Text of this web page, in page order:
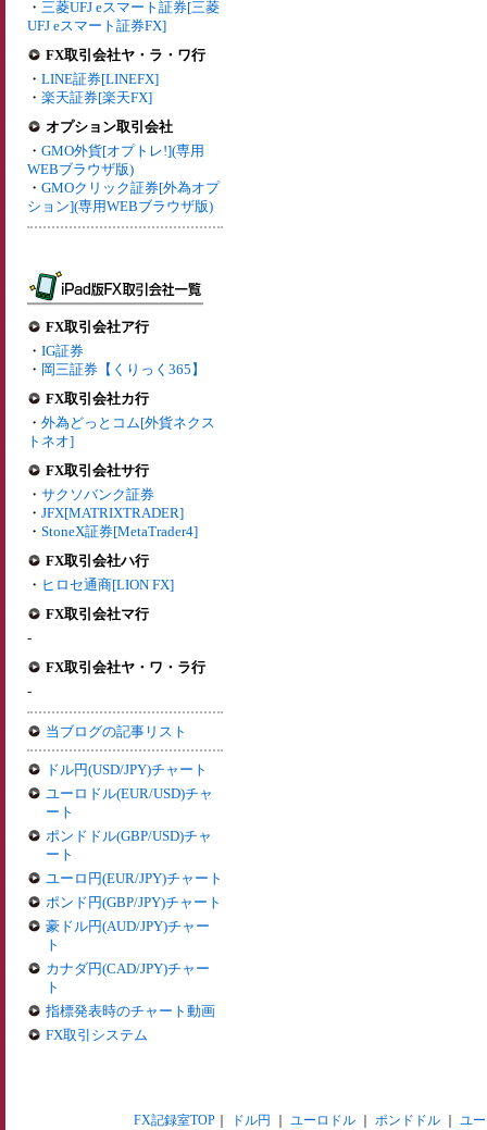
・ 三菱UFJ eスマート証券[三菱
UFJ eスマート証券FX]
FX取引会社ヤ・ラ・ワ行
・ LINE証券[LINEFX]
・ 楽天証券[楽天FX]
オプション取引会社
・ GMO外貨[オプトレ!](専用
WEBブラウザ版)
・ GMOクリック証券[外為オプ
ション](専用WEBブラウザ版)
FX取引会社ア行
・ IG証券
・ 岡三証券【くりっく365】
FX取引会社カ行
・ 外為どっとコム[外貨ネクス
トネオ]
FX取引会社サ行
・ サクソバンク証券
・ JFX[MATRIXTRADER]
・ StoneX証券[MetaTrader4]
FX取引会社ハ行
・ ヒロセ通商[LION FX]
FX取引会社マ行
-
FX取引会社ヤ・ワ・ラ行
-
当ブログの記事リスト
ドル円(USD/JPY)チャート
ユーロドル(EUR/USD)チャ
ート
ポンドドル(GBP/USD)チャ
ート
ユーロ円(EUR/JPY)チャート
ポンド円(GBP/JPY)チャート
豪ドル円(AUD/JPY)チャー
ト
カナダ円(CAD/JPY)チャー
ト
指標発表時のチャート動画
FX取引システム
FX記録室TOP｜ ドル円 ユーロドル｜ ポンドドル｜ ユ